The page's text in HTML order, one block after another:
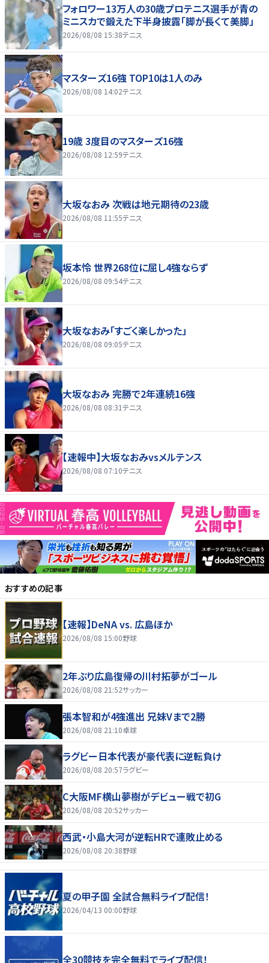
フォロワー13万人の30歳プロテニス選手が青の
ミニスカで鍛えた下半身披露「脚が長くて美脚」
2026/08/08 15:38テニス
マスターズ16強 TOP10は1人のみ
2026/08/08 14:02テニス
19歳 3度目のマスターズ16強
2026/08/08 12:59テニス
大坂なおみ 次戦は地元期待の23歳
2026/08/08 11:55テニス
坂本怜 世界268位に屈し4強ならず
2026/08/08 09:54テニス
大坂なおみ「すごく楽しかった」
2026/08/08 09:05テニス
大坂なおみ 完勝で2年連続16強
2026/08/08 08:31テニス
【速報中】大坂なおみvsメルテンス
2026/08/08 07:10テニス
おすすめの記事
【速報】DeNA vs. 広島ほか
2026/08/08 15:00野球
2年ぶり広島復帰の川村拓夢がゴール
2026/08/08 21:52サッカー
張本智和が4強進出 兄妹Vまで2勝
2026/08/08 21:10卓球
ラグビー日本代表が豪代表に逆転負け
2026/08/08 20:57ラグビー
C大阪MF横山夢樹がデビュー戦で初G
2026/08/08 20:52サッカー
西武・小島大河が逆転HRで連敗止める
2026/08/08 20:38野球
夏の甲子園 全試合無料ライブ配信！
2026/04/13 00:00野球
全30競技を完全無料でライブ配信！